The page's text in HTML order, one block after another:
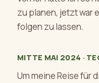
zu planen, jetzt war
folgen zu lassen.
MITTE MAI 2024 ·
Um meine Reise für